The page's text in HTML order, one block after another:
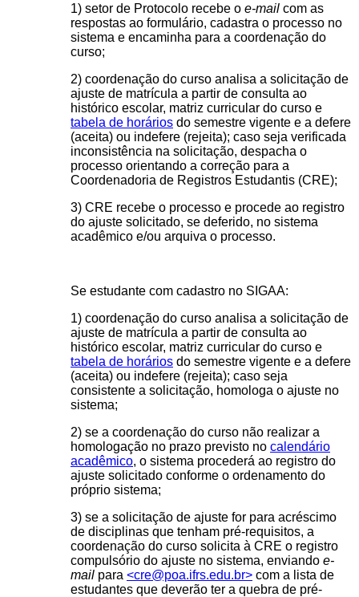
1) setor de Protocolo recebe o e-mail com as
respostas ao formulário, cadastra o processo no
sistema e encaminha para a coordenação do
curso;
2) coordenação do curso analisa a solicitação de
ajuste de matrícula a partir de consulta ao
histórico escolar, matriz curricular do curso e
tabela de horários do semestre vigente e a defere
(aceita) ou indefere (rejeita); caso seja verificada
inconsistência na solicitação, despacha o
processo orientando a correção para a
Coordenadoria de Registros Estudantis (CRE);
3) CRE recebe o processo e procede ao registro
do ajuste solicitado, se deferido, no sistema
acadêmico e/ou arquiva o processo.
Se estudante com cadastro no SIGAA:
1) coordenação do curso analisa a solicitação de
ajuste de matrícula a partir de consulta ao
histórico escolar, matriz curricular do curso e
tabela de horários do semestre vigente e a defere
(aceita) ou indefere (rejeita); caso seja
consistente a solicitação, homologa o ajuste no
sistema;
2) se a coordenação do curso não realizar a
homologação no prazo previsto no calendário
acadêmico, o sistema procederá ao registro do
ajuste solicitado conforme o ordenamento do
próprio sistema;
3) se a solicitação de ajuste for para acréscimo
de disciplinas que tenham pré-requisitos, a
coordenação do curso solicita à CRE o registro
compulsório do ajuste no sistema, enviando e-
mail para <cre@poa.ifrs.edu.br> com a lista de
estudantes que deverão ter a quebra de pré-